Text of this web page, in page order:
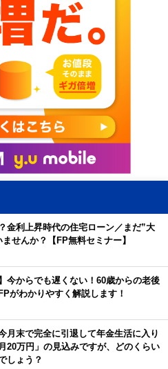
金利上昇時代の住宅ローン／まだ”大
せんか？【FP無料セミナー】
今からでも遅くない！60歳からの老後
がわかりやすく解説します！
月末で完全に引退して年金生活に入り
20万円」の見込みですが、どのくらい
しょう？